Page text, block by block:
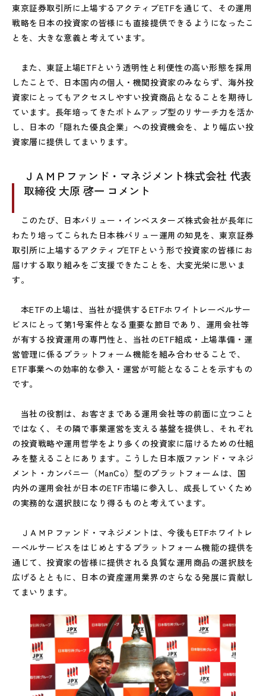
東京証券取引所に上場するアクティブETFを通じて、その運用
戦略を日本の投資家の皆様にも直接提供できるようになったこ
とを、大きな意義と考えています。
また、東証上場ETFという透明性と利便性の高い形態を採用
したことで、日本国内の個人・機関投資家のみならず、海外投
資家にとってもアクセスしやすい投資商品となることを期待し
ています。長年培ってきたボトムアップ型のリサーチ力を活か
し、日本の「隠れた優良企業」への投資機会を、より幅広い投
資家層に提供してまいります。
ＪＡＭＰファンド・マネジメント株式会社 代表
取締役 大原 啓一 コメント
このたび、日本バリュー・インベスターズ株式会社が長年に
わたり培ってこられた日本株バリュー運用の知見を、東京証券
取引所に上場するアクティブETFという形で投資家の皆様にお
届けする取り組みをご支援できたことを、大変光栄に思いま
す。
本ETFの上場は、当社が提供するETFホワイトレーベルサー
ビスにとって第1号案件となる重要な節目であり、運用会社等
が有する投資運用の専門性と、当社のETF組成・上場準備・運
営管理に係るプラットフォーム機能を組み合わせることで、
ETF事業への効率的な参入・運営が可能となることを示すもの
です。
当社の役割は、お客さまである運用会社等の前面に立つこと
ではなく、その隣で事業運営を支える基盤を提供し、それぞれ
の投資戦略や運用哲学をより多くの投資家に届けるための仕組
みを整えることにあります。こうした日本版ファンド・マネジ
メント・カンパニー（ManCo）型のプラットフォームは、国
内外の運用会社が日本のETF市場に参入し、成長していくため
の実務的な選択肢になり得るものと考えています。
ＪＡＭＰファンド・マネジメントは、今後もETFホワイトレ
ーベルサービスをはじめとするプラットフォーム機能の提供を
通じて、投資家の皆様に提供される良質な運用商品の選択肢を
広げるとともに、日本の資産運用業界のさらなる発展に貢献し
てまいります。